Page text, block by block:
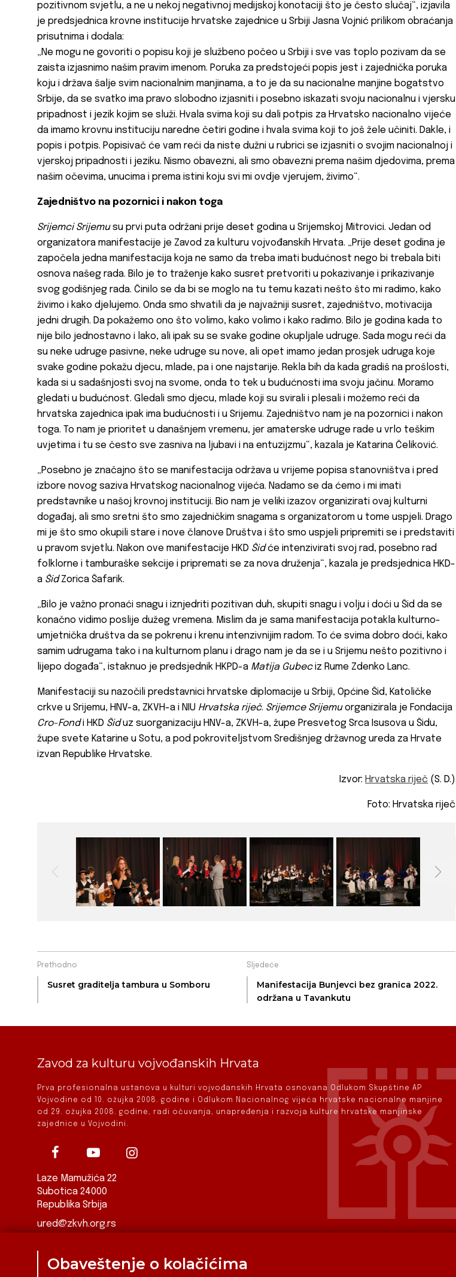
pozitivnom svjetlu, a ne u nekoj negativnoj medijskoj konotaciji što je često slučaj“, izjavila
je predsjednica krovne institucije hrvatske zajednice u Srbiji Jasna Vojnić prilikom obraćanja
prisutnima i dodala:
„Ne mogu ne govoriti o popisu koji je službeno počeo u Srbiji i sve vas toplo pozivam da se
zaista izjasnimo našim pravim imenom. Poruka za predstojeći popis jest i zajednička poruka
koju i država šalje svim nacionalnim manjinama, a to je da su nacionalne manjine bogatstvo
Srbije, da se svatko ima pravo slobodno izjasniti i posebno iskazati svoju nacionalnu i vjersku
pripadnost i jezik kojim se služi. Hvala svima koji su dali potpis za Hrvatsko nacionalno vijeće
da imamo krovnu instituciju naredne četiri godine i hvala svima koji to još žele učiniti. Dakle, i
popis i potpis. Popisivač će vam reći da niste dužni u rubrici se izjasniti o svojim nacionalnoj i
vjerskoj pripadnosti i jeziku. Nismo obavezni, ali smo obavezni prema našim djedovima, prema
našim očevima, unucima i prema istini koju svi mi ovdje vjerujem, živimo“.
Zajedništvo na pozornici i nakon toga
Srijemci Srijemusu prvi puta održani prije deset godina u Srijemskoj Mitrovici. Jedan od
organizatora manifestacije je Zavod za kulturu vojvođanskih Hrvata. „Prije deset godina je
započela jedna manifestacija koja ne samo da treba imati budućnost nego bi trebala biti
osnova našeg rada. Bilo je to traženje kako susret pretvoriti u pokazivanje i prikazivanje
svog godišnjeg rada. Činilo se da bi se moglo na tu temu kazati nešto što mi radimo, kako
živimo i kako djelujemo. Onda smo shvatili da je najvažniji susret, zajedništvo, motivacija
jedni drugih. Da pokažemo ono što volimo, kako volimo i kako radimo. Bilo je godina kada to
nije bilo jednostavno i lako, ali ipak su se svake godine okupljale udruge. Sada mogu reći da
su neke udruge pasivne, neke udruge su nove, ali opet imamo jedan prosjek udruga koje
svake godine pokažu djecu, mlade, pa i one najstarije. Rekla bih da kada gradiš na prošlosti,
kada si u sadašnjosti svoj na svome, onda to tek u budućnosti ima svoju jačinu. Moramo
gledati u budućnost. Gledali smo djecu, mlade koji su svirali i plesali i možemo reći da
hrvatska zajednica ipak ima budućnosti i u Srijemu. Zajedništvo nam je na pozornici i nakon
toga. To nam je prioritet u današnjem vremenu, jer amaterske udruge rade u vrlo teškim
uvjetima i tu se često sve zasniva na ljubavi i na entuzijzmu“, kazala je Katarina Čeliković.
„Posebno je značajno što se manifestacija održava u vrijeme popisa stanovništva i pred
izbore novog saziva Hrvatskog nacionalnog vijeća. Nadamo se da ćemo i mi imati
predstavnike u našoj krovnoj instituciji. Bio nam je veliki izazov organizirati ovaj kulturni
događaj, ali smo sretni što smo zajedničkim snagama s organizatorom u tome uspjeli. Drago
mi je što smo okupili stare i nove članove Društva i što smo uspjeli pripremiti se i predstaviti
u pravom svjetlu. Nakon ove manifestacije HKD Šidće intenzivirati svoj rad, posebno rad
folklorne i tamburaške sekcije i pripremati se za nova druženja“, kazala je predsjednica HKD-
a ŠidZorica Šafarik.
„Bilo je važno pronaći snagu i iznjedriti pozitivan duh, skupiti snagu i volju i doći u Šid da se
konačno vidimo poslije dužeg vremena. Mislim da je sama manifestacija potakla kulturno-
umjetnička društva da se pokrenu i krenu intenzivnijim radom. To će svima dobro doći, kako
samim udrugama tako i na kulturnom planu i drago nam je da se i u Srijemu nešto pozitivno i
lijepo događa“, istaknuo je predsjednik HKPD-a Matija Gubeciz Rume Zdenko Lanc.
Manifestaciji su nazočili predstavnici hrvatske diplomacije u Srbiji, Općine Šid, Katoličke
crkve u Srijemu, HNV-a, ZKVH-a i NIU Hrvatska riječ. Srijemce Srijemuorganizirala je Fondacija
Cro-Fondi HKD Šiduz suorganizaciju HNV-a, ZKVH-a, župe Presvetog Srca Isusova u Šidu,
župe svete Katarine u Sotu, a pod pokroviteljstvom Središnjeg državnog ureda za Hrvate
izvan Republike Hrvatske.
Izvor:Hrvatska riječ (S. D.)
Foto: Hrvatska riječ
Prethodno
Susret graditelja tambura u Somboru
Sljedeće
Manifestacija Bunjevci bez granica 2022.
održana u Tavankutu
Zavod za kulturu vojvođanskih Hrvata
Prva profesionalna ustanova u kulturi vojvođanskih Hrvata osnovana Odlukom Skupštine AP
Vojvodine od 10. ožujka 2008. godine i Odlukom Nacionalnog vijeća hrvatske nacionalne manjine
od 29. ožujka 2008. godine, radi očuvanja, unapređenja i razvoja kulture hrvatske manjinske
zajednice u Vojvodini.
Laze Mamužića 22
Subotica 24000
Republika Srbija
ured@zkvh.org.rs
Obaveštenje o kolačićima